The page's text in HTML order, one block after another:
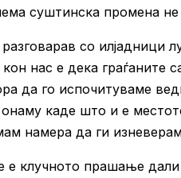
суштинска промена
со илјадници
кон нас е дека
да го испочитуваме
каде што и е
намера да ги
е клучното прашање